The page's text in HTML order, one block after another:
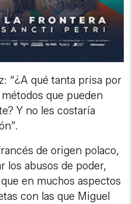
“¿A qué tanta prisa por
que pueden
Y no les costaría
de origen polaco,
los abusos de poder,
en muchos aspectos
con las que Miguel